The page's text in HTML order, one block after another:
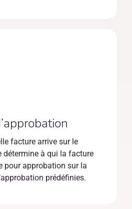
facture arrive sur le
détermine à qui la facture
pour approbation sur la
prédéfinies.